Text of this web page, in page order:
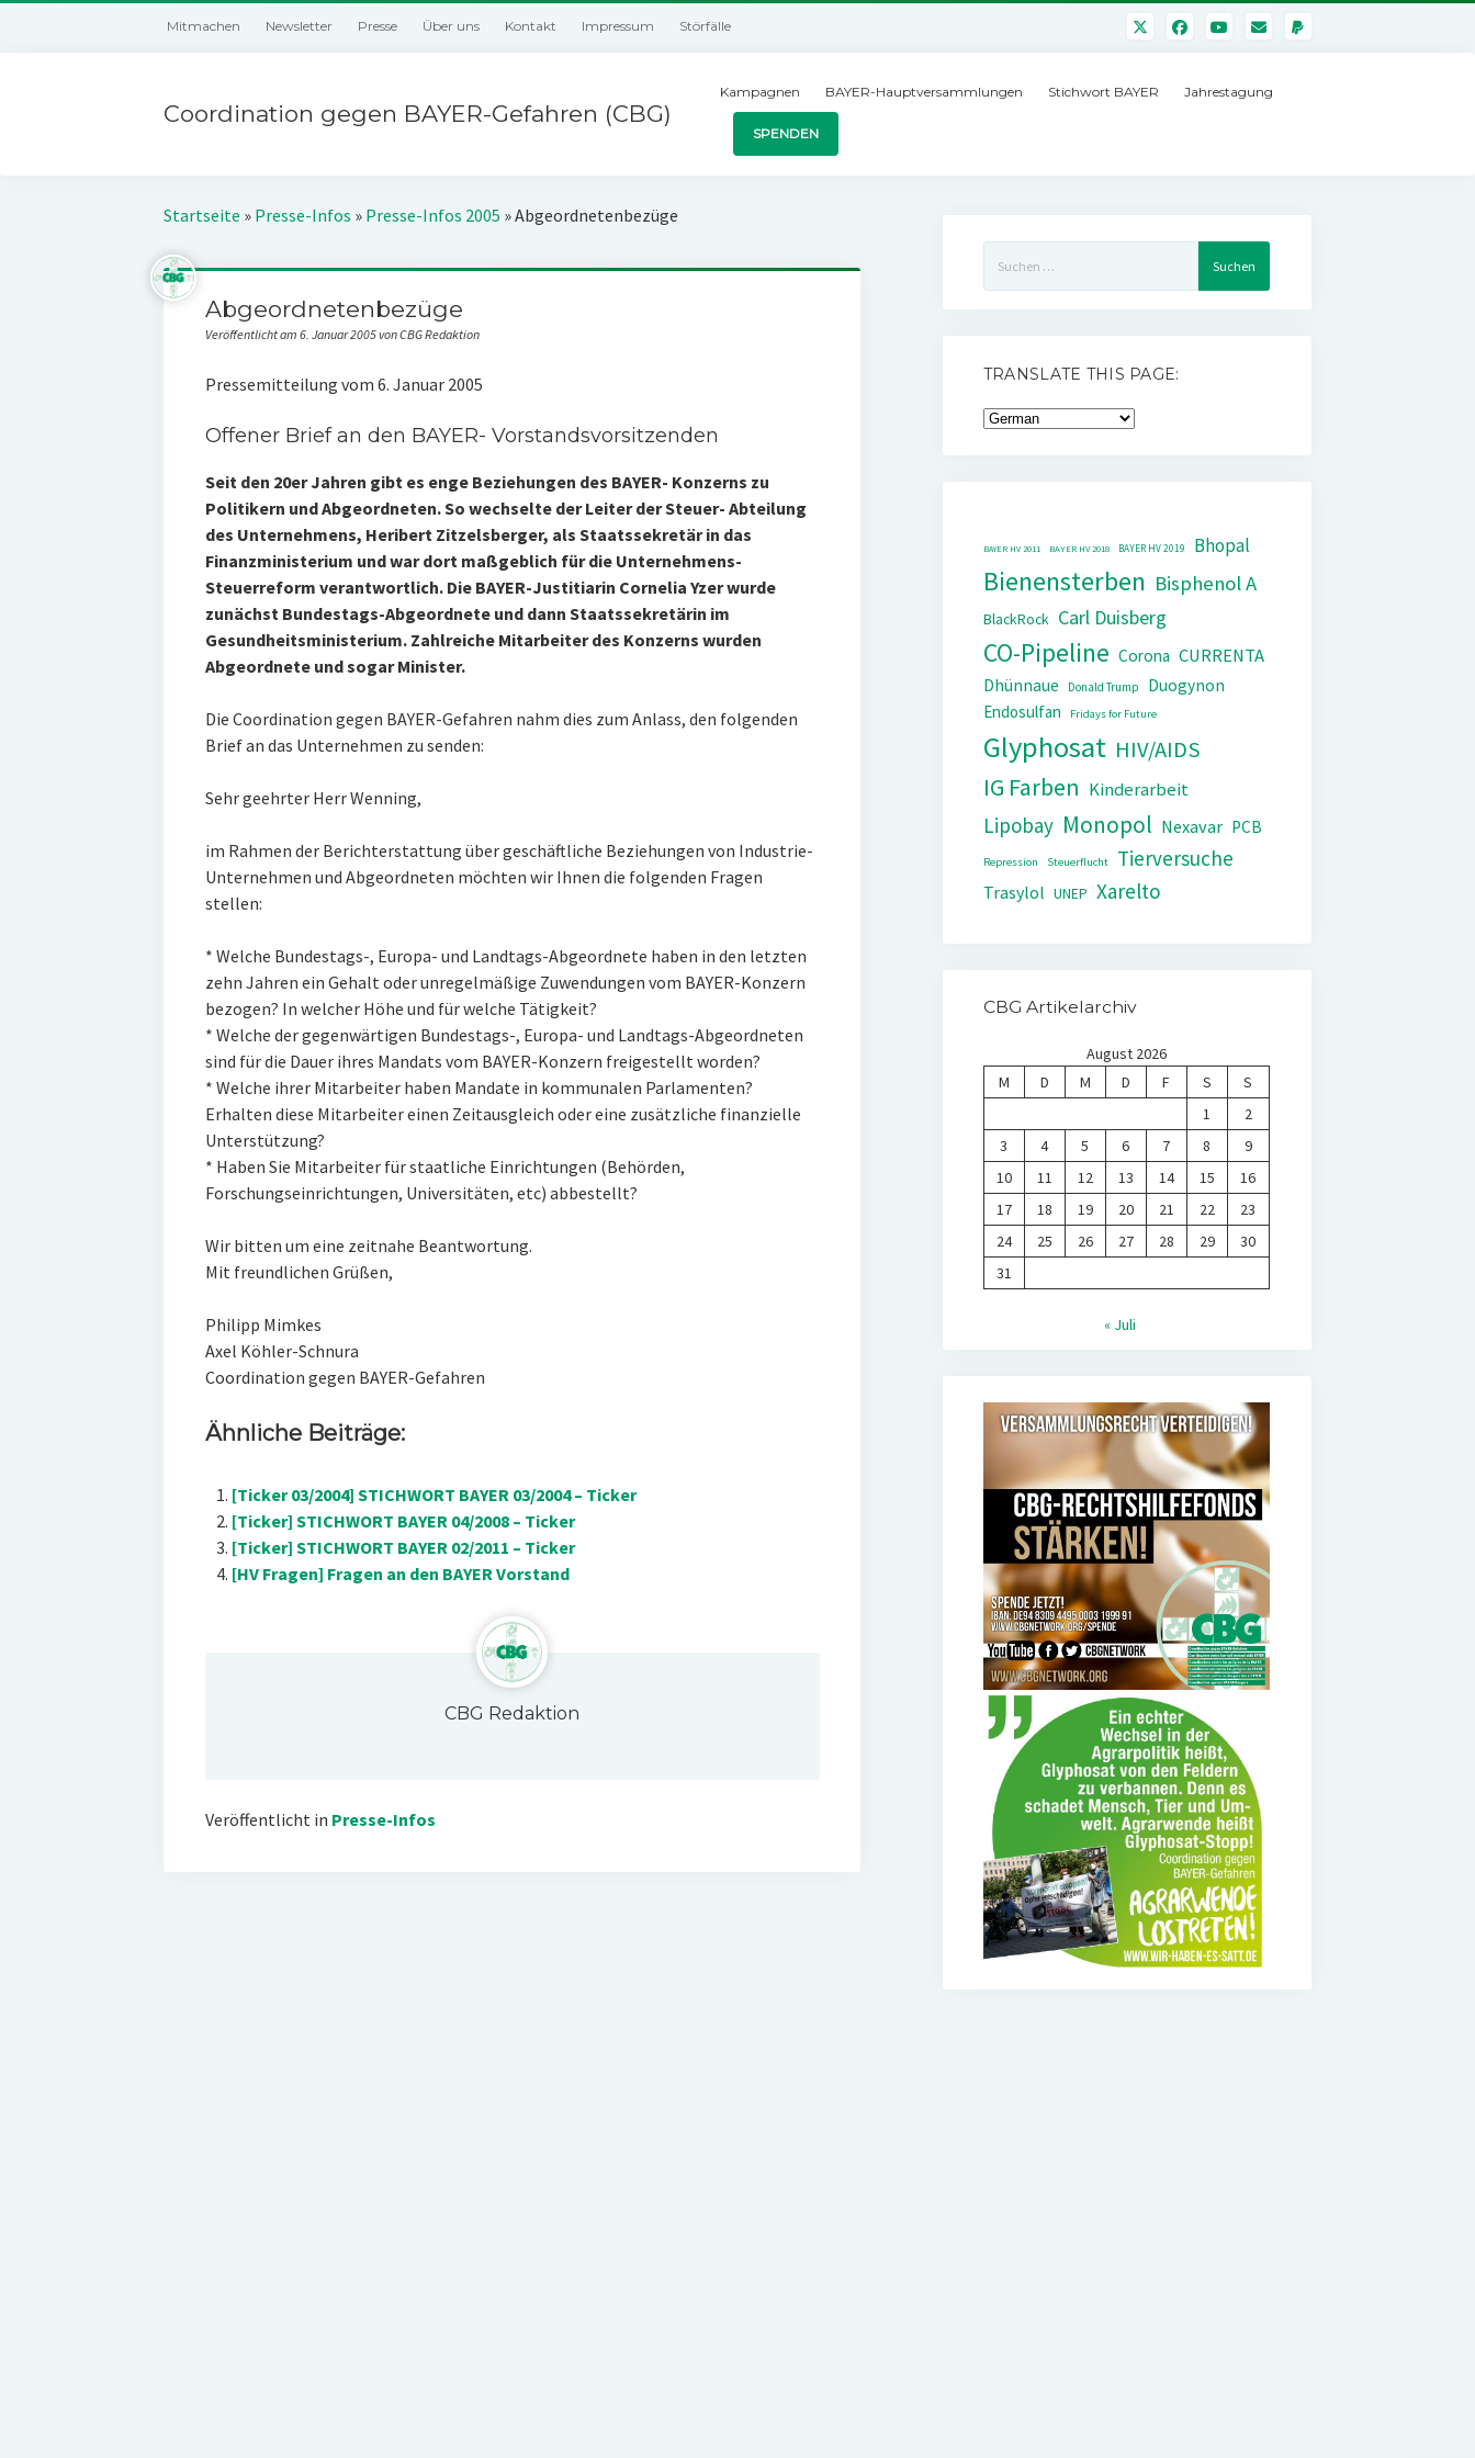
Mitmachen Newsletter Presse Über uns Kontakt Impressum Störfälle
Coordination gegen BAYER-Gefahren (CBG)
Kampagnen BAYER-Hauptversammlungen Stichwort BAYER Jahrestagung
SPENDEN
Startseite » Presse-Infos » Presse-Infos 2005 »Abgeordnetenbezüge
Abgeordnetenbezüge
Veröffentlicht am 6. Januar 2005 von CBG Redaktion
Pressemitteilung vom 6. Januar 2005
Offener Brief an den BAYER- Vorstandsvorsitzenden
Seit den 20er Jahren gibt es enge Beziehungen des BAYER- Konzerns zu
Politikern und Abgeordneten. So wechselte der Leiter der Steuer- Abteilung
des Unternehmens, Heribert Zitzelsberger, als Staatssekretär in das
Finanzministerium und war dort maßgeblich für die Unternehmens-
Steuerreform verantwortlich. Die BAYER-Justitiarin Cornelia Yzer wurde
zunächst Bundestags-Abgeordnete und dann Staatssekretärin im
Gesundheitsministerium. Zahlreiche Mitarbeiter des Konzerns wurden
Abgeordnete und sogar Minister.
Die Coordination gegen BAYER-Gefahren nahm dies zum Anlass, den folgenden
Brief an das Unternehmen zu senden:
Sehr geehrter Herr Wenning,
im Rahmen der Berichterstattung über geschäftliche Beziehungen von Industrie-
Unternehmen und Abgeordneten möchten wir Ihnen die folgenden Fragen
stellen:
* Welche Bundestags-, Europa- und Landtags-Abgeordnete haben in den letzten
zehn Jahren ein Gehalt oder unregelmäßige Zuwendungen vom BAYER-Konzern
bezogen? In welcher Höhe und für welche Tätigkeit?
* Welche der gegenwärtigen Bundestags-, Europa- und Landtags-Abgeordneten
sind für die Dauer ihres Mandats vom BAYER-Konzern freigestellt worden?
* Welche ihrer Mitarbeiter haben Mandate in kommunalen Parlamenten?
Erhalten diese Mitarbeiter einen Zeitausgleich oder eine zusätzliche finanzielle
Unterstützung?
* Haben Sie Mitarbeiter für staatliche Einrichtungen (Behörden,
Forschungseinrichtungen, Universitäten, etc) abbestellt?
Wir bitten um eine zeitnahe Beantwortung.
Mit freundlichen Grüßen,
Philipp Mimkes
Axel Köhler-Schnura
Coordination gegen BAYER-Gefahren
Ähnliche Beiträge:
[Ticker 03/2004] STICHWORT BAYER 03/2004 – Ticker
[Ticker] STICHWORT BAYER 04/2008 – Ticker
[Ticker] STICHWORT BAYER 02/2011 – Ticker
[HV Fragen] Fragen an den BAYER Vorstand
CBG Redaktion
Veröffentlicht in Presse-Infos
nach:
TRANSLATE THIS PAGE:
BAYER HV 2011 BAYER HV 2018 BAYER HV 2019 Bhopal
Bienensterben Bisphenol A
BlackRock Carl Duisberg
CO-Pipeline Corona CURRENTA
Dhünnaue Donald Trump
Duogynon
Endosulfan
Fridays for Future
Glyphosat HIV/AIDS
IG Farben Kinderarbeit
Lipobay Monopol Nexavar PCB
Repression Steuerflucht Tierversuche
Trasylol UNEP Xarelto
CBG Artikelarchiv
August 2026
M
D M D F S
S
1
2
3
4 5 6 7 8
9
10
11 12 13 14 15
16
17
18 19 20 21 22
23
24
25 26 27 28 29
30
31
« Juli